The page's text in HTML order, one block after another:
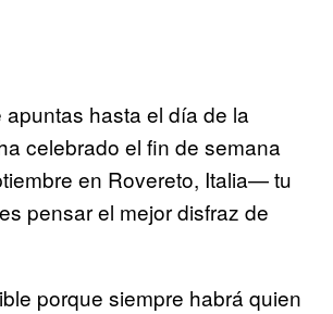
apuntas hasta el día de la
celebrado el fin de semana
en Rovereto, Italia— tu
pensar el mejor disfraz de
porque siempre habrá quien